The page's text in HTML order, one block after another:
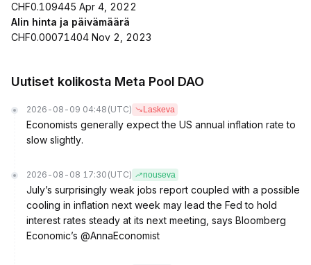
CHF0.109445 Apr 4, 2022
Alin hinta ja päivämäärä
CHF0.00071404 Nov 2, 2023
Uutiset kolikosta Meta Pool DAO
2026-08-09 04:48 (UTC) Laskeva
Economists generally expect the US annual inflation rate to
slow slightly.
2026-08-08 17:30 (UTC) nouseva
July’s surprisingly weak jobs report coupled with a possible
cooling in inflation next week may lead the Fed to hold
interest rates steady at its next meeting, says Bloomberg
Economic’s @AnnaEconomist